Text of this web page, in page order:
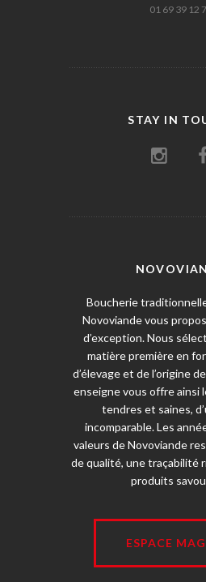
01 69 39 12
STAY IN
Boucherie
Novoviande vous
d’exception. Nous
matière première en
d’élevage et de l’origine
enseigne vous offre ainsi
tendres et saines,
incomparable. Les
valeurs de Novoviande
de qualité, une traçabilité
produits
ESPACE